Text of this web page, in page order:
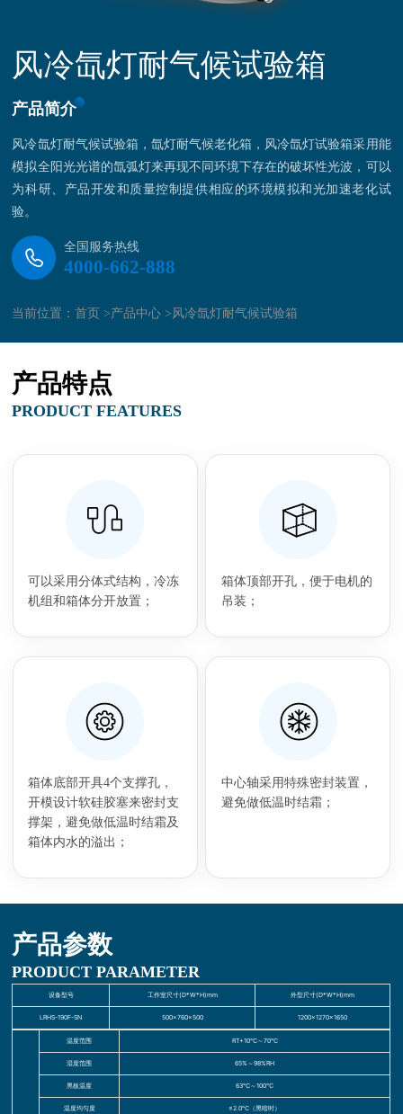
风冷氙灯耐气候试验箱
产品简介
风冷氙灯耐气候试验箱，氙灯耐气候老化箱，风冷氙灯试验箱采用能
模拟全阳光光谱的氙弧灯来再现不同环境下存在的破坏性光波，可以
为科研、产品开发和质量控制提供相应的环境模拟和光加速老化试
验。
全国服务热线
4000-662-888
当前位置：首页 >产品中心 > 风冷氙灯耐气候试验箱
产品特点
PRODUCT FEATURES
可以采用分体式结构，冷冻
机组和箱体分开放置；
箱体顶部开孔，便于电机的
吊装；
箱体底部开具4个支撑孔，
开模设计软硅胶塞来密封支
撑架，避免做低温时结霜及
箱体内水的溢出；
中心轴采用特殊密封装置，
避免做低温时结霜；
产品参数
PRODUCT PARAMETER
设备型号 工作室尺寸(D*W*H)mm 外型尺寸(D*W*H)mm
LRHS-190F-SN 500×760×500 1200×1270×1650
温度范围 RT+10℃～70℃
湿度范围 65%～98%RH
黑板温度 63℃～100℃
温度均匀度 ≤2.0℃（黑暗时）